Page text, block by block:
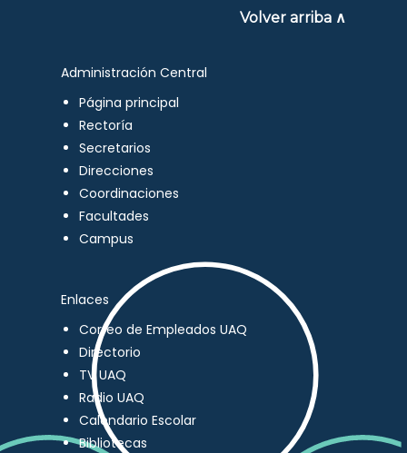
Volver arriba ∧
Administración Central
Página principal
Rectoría
Secretarios
Direcciones
Coordinaciones
Facultades
Campus
Enlaces
Correo de Empleados UAQ
Directorio
TV UAQ
Radio UAQ
Calendario Escolar
Bibliotecas